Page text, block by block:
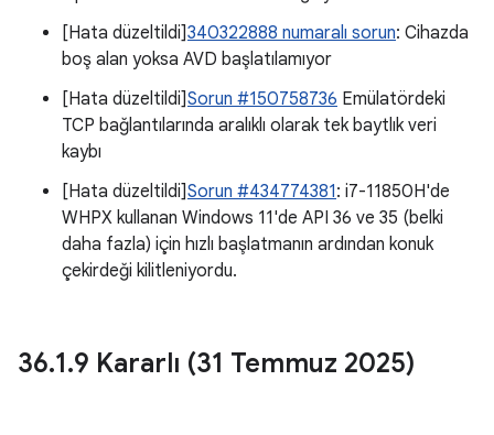
[Hata düzeltildi]340322888 numaralı sorun: Cihazda
boş alan yoksa AVD başlatılamıyor
[Hata düzeltildi]Sorun #150758736 Emülatördeki
TCP bağlantılarında aralıklı olarak tek baytlık veri
kaybı
[Hata düzeltildi]Sorun #434774381: i7-11850H'de
WHPX kullanan Windows 11'de API 36 ve 35 (belki
daha fazla) için hızlı başlatmanın ardından konuk
çekirdeği kilitleniyordu.
36.1.9 Kararlı (31 Temmuz 2025)